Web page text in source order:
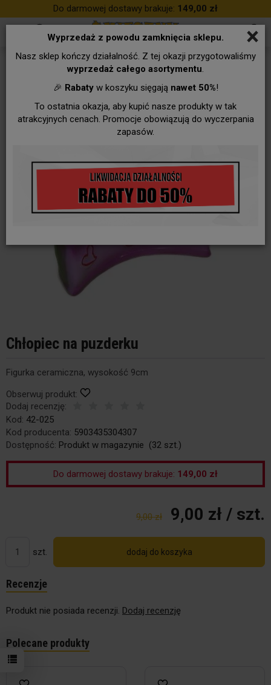
×
Wyprzedaż z powodu zamknięcia sklepu.
Nasz sklep kończy działalność. Z tej okazji przygotowaliśmy
wyprzedaż całego asortymentu.
🎉 Rabatyw koszyku sięgają nawet 50%!
To ostatnia okazja, aby kupić nasze produkty w tak
atrakcyjnych cenach. Promocje obowiązują do wyczerpania
zapasów.
Do darmowej dostawy brakuje: 149,00 zł
Chłopiec na puzderku
Figurka ceramiczna, wysokość 9cm
Obserwuj produkt:
Dodaj recenzję:
Kod: 42-025
Kod producenta: 5903435304307
Dostępność: Produkt w magazynie (32 szt.)
Do darmowej dostawy brakuje: 149,00 zł
9,00 zł 9,00 zł / szt.
szt. dodaj do koszyka
Recenzje
Produkt nie posiada recenzji. Dodaj recenzję
Polecane produkty